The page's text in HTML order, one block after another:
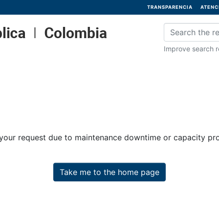
TRANSPARENCIA
Improve search
request due to maintenance downtime or capacity
Take me to the home page